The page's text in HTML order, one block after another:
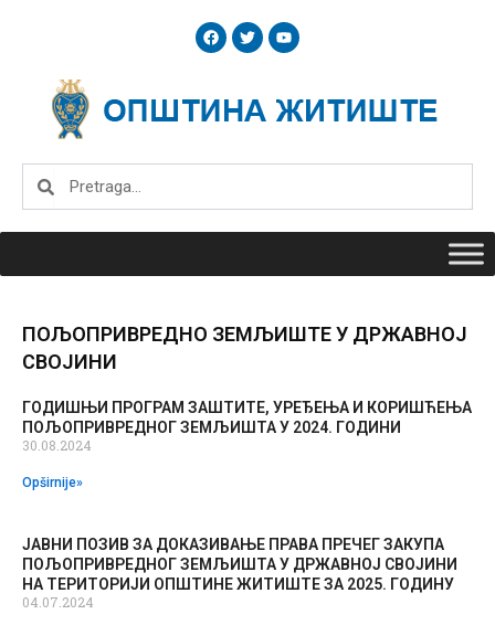
F
a
c
o
o
T
w
i
e
r
Y
o
u
b
e
Search
ПОЉОПРИВРЕДНО ЗЕМЉИШТЕ У ДРЖАВНОЈ
СВОЈИНИ
ГОДИШЊИ ПРОГРАМ ЗАШТИТЕ, УРЕЂЕЊА И КОРИШЋЕЊА
ПОЉОПРИВРЕДНОГ ЗЕМЉИШТА У 2024. ГОДИНИ
30.08.2024
Opširnije»
ЈАВНИ ПОЗИВ ЗА ДОКАЗИВАЊЕ ПРАВА ПРЕЧЕГ ЗАКУПА
ПОЉОПРИВРЕДНОГ ЗЕМЉИШТА У ДРЖАВНОЈ СВОЈИНИ
НА ТЕРИТОРИЈИ ОПШТИНЕ ЖИТИШТЕ ЗА 2025. ГОДИНУ
04.07.2024
PagePagePagePagePage